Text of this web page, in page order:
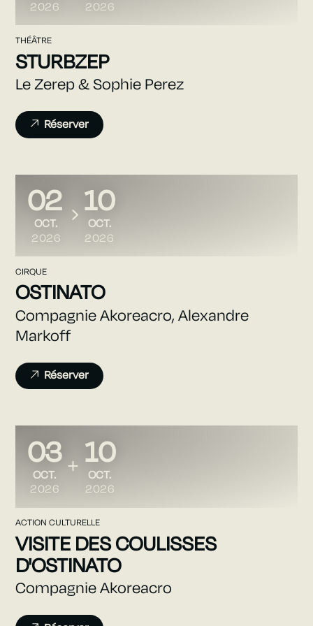
2026
2026
THÉÂTRE
STURBZEP
Le Zerep & Sophie Perez
Réserver
DU
02
OCTOBRE
OCT.
2026
AU
10
OCTOBRE
OCT.
2026
CIRQUE
OSTINATO
Compagnie Akoreacro, Alexandre
Markoff
Réserver
DU
03
OCTOBRE
OCT.
2026
AU
10
OCTOBRE
OCT.
2026
ACTION CULTURELLE
VISITE DES COULISSES
D'OSTINATO
Compagnie Akoreacro